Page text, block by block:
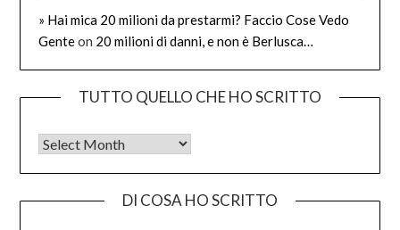
» Hai mica 20 milioni da prestarmi? Faccio Cose Vedo
Genteon 20 milioni di danni, e non è Berlusca…
TUTTO QUELLO CHE HO SCRITTO
Tutto quello che ho scritto
DI COSA HO SCRITTO